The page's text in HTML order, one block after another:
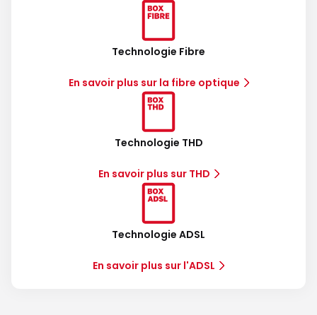
Technologie Fibre
En savoir plus sur la fibre optique
Technologie THD
En savoir plus sur THD
Technologie ADSL
En savoir plus sur l'ADSL